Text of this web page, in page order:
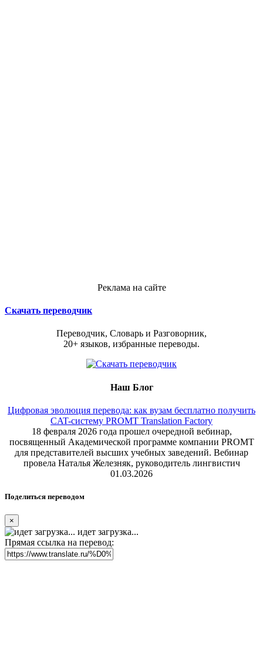
Реклама на сайте
Скачать переводчик
Переводчик, Словарь и Разговорник,
20+ языков, избранные переводы.
Наш Блог
Цифровая эволюция перевода: как вузам бесплатно получить
CAT-систему PROMT Translation Factory
18 февраля 2026 года прошел очередной вебинар,
посвященный Академической программе компании PROMT
для представителей высших учебных заведений. Вебинар
провела Наталья Железняк, руководитель лингвистич
01.03.2026
Поделиться переводом
×
идет загрузка...
Прямая ссылка на перевод: